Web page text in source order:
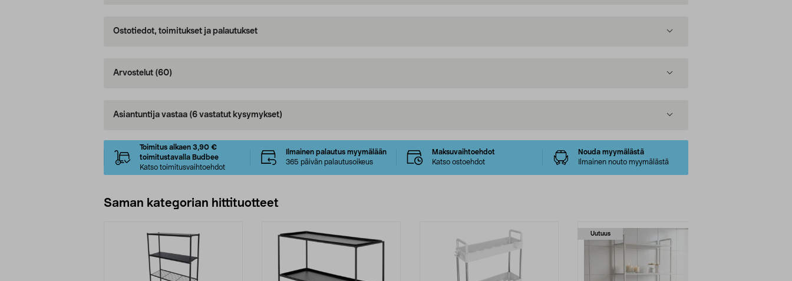
Ostotiedot, toimitukset ja palautukset
Arvostelut (60)
Asiantuntija vastaa (6 vastatut kysymykset)
Toimitus alkaen 3,90 €
toimitustavalla Budbee
Katso toimitusvaihtoehdot
Ilmainen palautus myymälään
365 päivän palautusoikeus
Maksuvaihtoehdot
Katso ostoehdot
Nouda myymälästä
Ilmainen nouto myymälästä
Saman kategorian hittituotteet
Uutuus